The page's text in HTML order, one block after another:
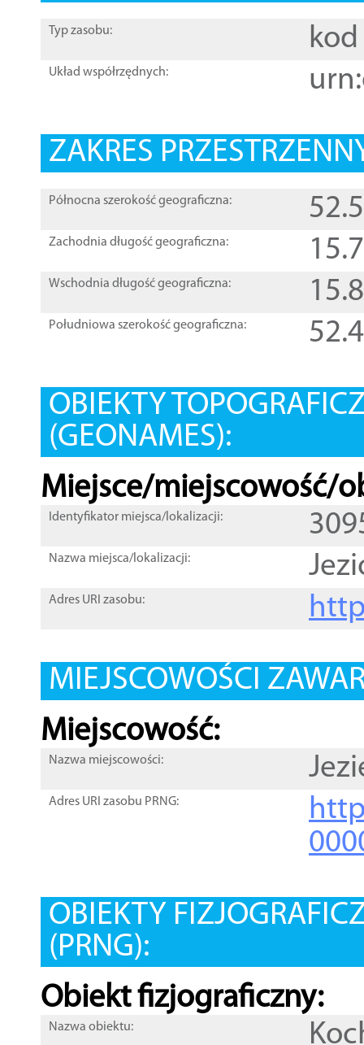
Typ zasobu: kod
Układ współrzędnych:
ZAKRES
Północna szerokość geograficzna:
Zachodnia długość geograficzna:
Wschodnia długość geograficzna:
Południowa szerokość geograficzna:
OBIEKTY
(GEONAMES):
Miejsce/miejscowość/
Identyfikator miejsca/lokalizacji:
Nazwa miejsca/lokalizacji:
Adres URI zasobu:
MIEJSCOWOŚCI
Miejscowość:
Nazwa miejscowości:
Adres URI zasobu PRNG:
OBIEKTY
(PRNG):
Obiekt fizjograficzny:
Nazwa obiektu: